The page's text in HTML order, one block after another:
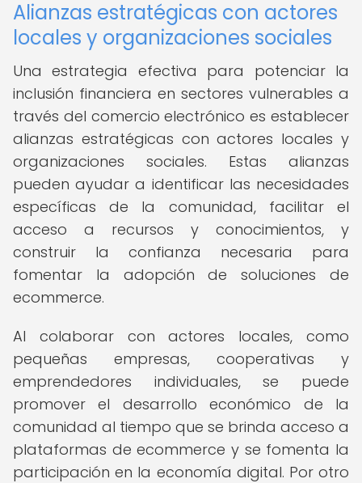
Alianzas estratégicas con actores
locales y organizaciones sociales
Una estrategia efectiva para potenciar la
inclusión financiera en sectores vulnerables a
través del comercio electrónico es establecer
alianzas estratégicas con actores locales y
organizaciones sociales. Estas alianzas
pueden ayudar a identificar las necesidades
específicas de la comunidad, facilitar el
acceso a recursos y conocimientos, y
construir la confianza necesaria para
fomentar la adopción de soluciones de
ecommerce.
Al colaborar con actores locales, como
pequeñas empresas, cooperativas y
emprendedores individuales, se puede
promover el desarrollo económico de la
comunidad al tiempo que se brinda acceso a
plataformas de ecommerce y se fomenta la
participación en la economía digital. Por otro